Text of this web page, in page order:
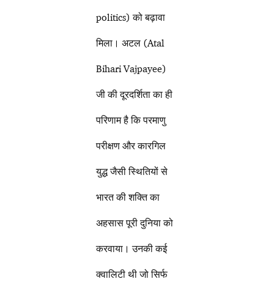
politics) को बढ़ावा
मिला। अटल (Atal
Bihari Vajpayee)
जी की दूरदर्शिता का ही
परिणाम है कि परमाणु
परीक्षण और कारगिल
युद्ध जैसी स्थितियों से
भारत की शक्ति का
अहसास पूरी दुनिया को
करवाया। उनकी कई
क्वालिटी थी जो सिर्फ